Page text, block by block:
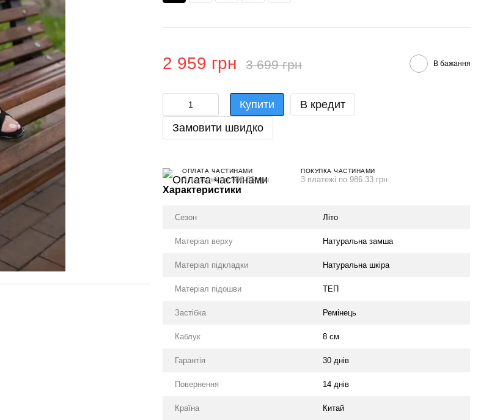
2 959 грн 3 699 грн В бажання
Купити
В кредит
Замовити швидко
ОПЛАТА ЧАСТИНАМИ
3 платежі по 986.33 грн
ПОКУПКА ЧАСТИНАМИ
3 платежі по 986.33 грн
Характеристики
Сезон Літо
Матеріал верху Натуральна замша
Матеріал підкладки Натуральна шкіра
Матеріал підошви ТЕП
Застібка Ремінець
Каблук 8 см
Гарантія 30 днів
Повернення 14 днів
Країна Китай